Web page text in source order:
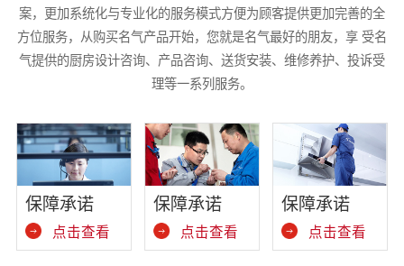
案，更加系统化与专业化的服务模式方便为顾客提供更加完善的全
方位服务，从购买名气产品开始，您就是名气最好的朋友，享 受名
气提供的厨房设计咨询、产品咨询、送货安装、维修养护、投诉受
理等一系列服务。
保障承诺
点击查看
保障承诺
点击查看
保障承诺
点击查看